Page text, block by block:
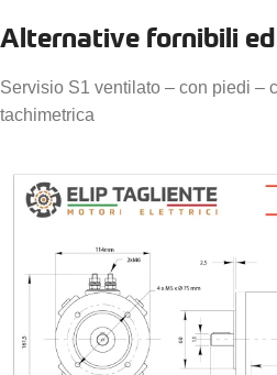
Alternative fornibili
Servisio S1 ventilato – con piedi –
tachimetrica